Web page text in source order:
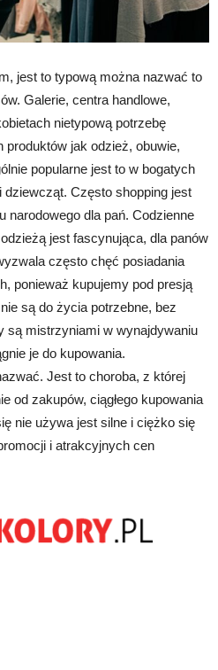
jest to typową można nazwać to
Galerie, centra handlowe,
nietypową potrzebę
produktów jak odzież, obuwie,
popularne jest to w bogatych
dziewcząt. Często shopping jest
narodowego dla pań. Codzienne
jest fascynująca, dla panów
często chęć posiadania
ponieważ kupujemy pod presją
są do życia potrzebne, bez
są mistrzyniami w wynajdywaniu
je do kupowania.
Jest to choroba, z której
od zakupów, ciągłego kupowania
nie używa jest silne i ciężko się
i atrakcyjnych cen